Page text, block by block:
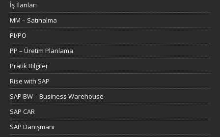
İş İlanları
MM – Satınalma
PI/PO
PP – Üretim Planlama
Pratik Bilgiler
Rise with SAP
SAP BW – Business Warehouse
SAP CAR
SAP Danışmanı